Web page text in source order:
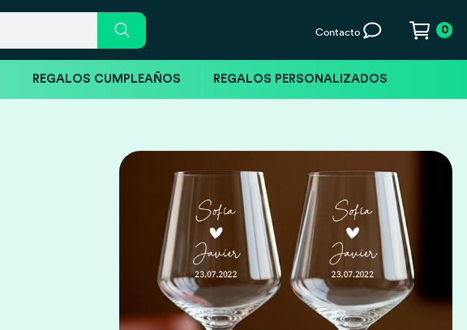
Contacto 0
REGALOS CUMPLEAÑOS REGALOS PERSONALIZADOS